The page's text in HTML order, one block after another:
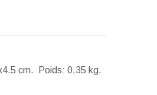
cm. Poids: 0.35 kg.